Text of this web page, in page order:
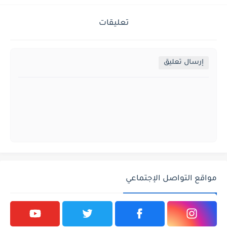
تعليقات
إرسال تعليق
مواقع التواصل الإجتماعي